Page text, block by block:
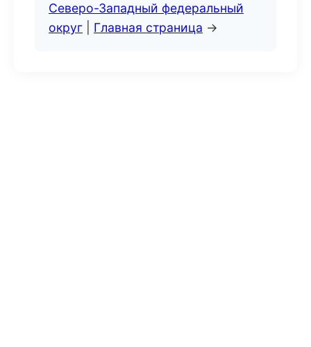
Северо-Западный федеральный
округ
Главная страница →